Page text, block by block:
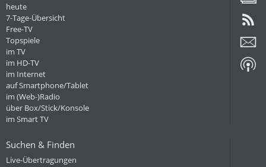
heute
7-Tage-Übersicht
Free-TV
Topspiele
im TV
im HD-TV
im Internet
auf Smartphone/Tablet
im (Web-)Radio
über Box/Stick/Konsole
im Smart TV
Suchen & Finden
Live-Übertragungen